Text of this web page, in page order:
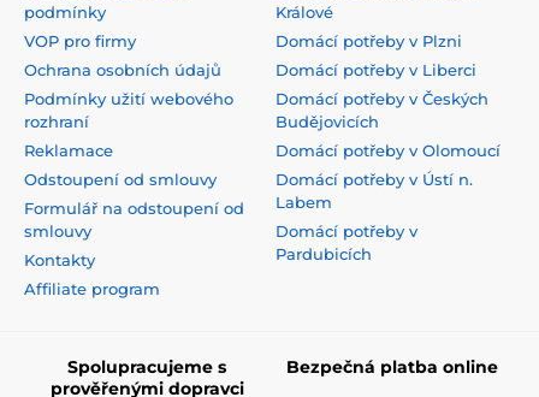
podmínky
VOP pro firmy
Ochrana osobních údajů
Podmínky užití webového
rozhraní
Reklamace
Odstoupení od smlouvy
Formulář na odstoupení od
smlouvy
Kontakty
Affiliate program
Králové
Domácí potřeby v Plzni
Domácí potřeby v Liberci
Domácí potřeby v Českých
Budějovicích
Domácí potřeby v Olomoucí
Domácí potřeby v Ústí n.
Labem
Domácí potřeby v
Pardubicích
Spolupracujeme s
prověřenými dopravci
Bezpečná platba online